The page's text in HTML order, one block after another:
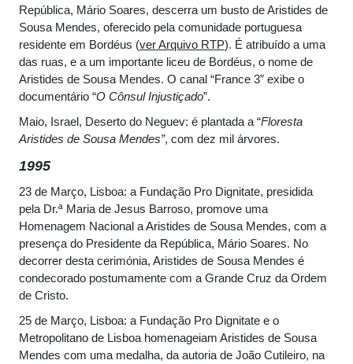
República, Mário Soares, descerra um busto de Aristides de
Sousa Mendes, oferecido pela comunidade portuguesa
residente em Bordéus (ver Arquivo RTP). É atribuído a uma
das ruas, e a um importante liceu de Bordéus, o nome de
Aristides de Sousa Mendes. O canal “France 3” exibe o
documentário “O Cônsul Injustiçado”.
Maio, Israel, Deserto do Neguev: é plantada a “Floresta
Aristides de Sousa Mendes”, com dez mil árvores.
1995
23 de Março, Lisboa: a Fundação Pro Dignitate, presidida
pela Dr.ª Maria de Jesus Barroso, promove uma
Homenagem Nacional a Aristides de Sousa Mendes, com a
presença do Presidente da República, Mário Soares. No
decorrer desta cerimónia, Aristides de Sousa Mendes é
condecorado postumamente com a Grande Cruz da Ordem
de Cristo.
25 de Março, Lisboa: a Fundação Pro Dignitate e o
Metropolitano de Lisboa homenageiam Aristides de Sousa
Mendes com uma medalha, da autoria de João Cutileiro, na